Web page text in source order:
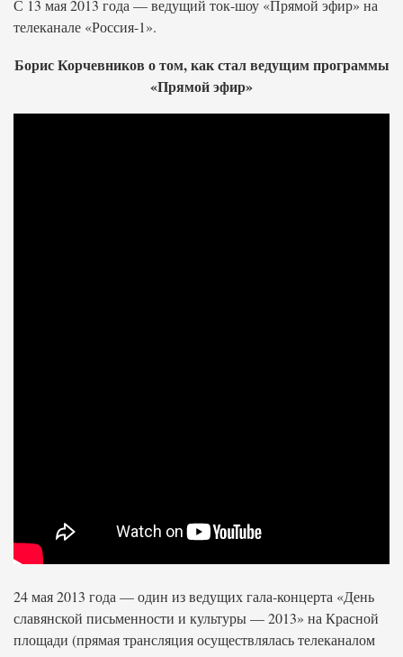
С 13 мая 2013 года — ведущий ток-шоу «Прямой эфир» на
телеканале «Россия-1».
Борис Корчевников о том, как стал ведущим программы
«Прямой эфир»
24 мая 2013 года — один из ведущих гала-концерта «День
славянской письменности и культуры — 2013» на Красной
площади (прямая трансляция осуществлялась телеканалом